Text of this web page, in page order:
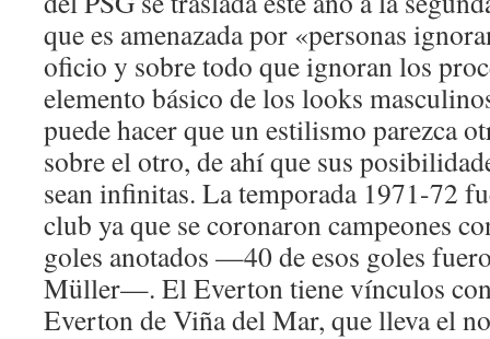
que es amenazada por «personas
oficio y sobre todo que ignoran los
elemento básico de los looks
puede hacer que un estilismo parezca
sobre el otro, de ahí que sus
sean infinitas. La temporada 1971-72
club ya que se coronaron campeones
goles anotados —40 de esos goles
Müller—. El Everton tiene vínculos
Everton de Viña del Mar, que lleva el